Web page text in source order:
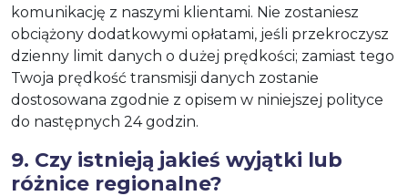
komunikację z naszymi klientami. Nie zostaniesz
obciążony dodatkowymi opłatami, jeśli przekroczysz
dzienny limit danych o dużej prędkości; zamiast tego
Twoja prędkość transmisji danych zostanie
dostosowana zgodnie z opisem w niniejszej polityce
do następnych 24 godzin.
9. Czy istnieją jakieś wyjątki lub
różnice regionalne?